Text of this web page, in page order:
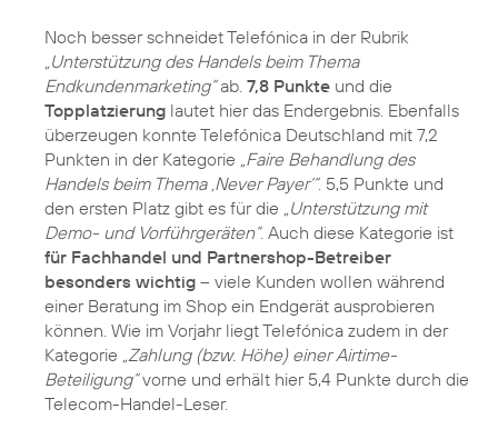
Noch besser schneidet Telefónica in der Rubrik
„Unterstützung des Handels beim Thema
Endkundenmarketing“ab. 7,8 Punkte und die
Topplatzierung lautet hier das Endergebnis. Ebenfalls
überzeugen konnte Telefónica Deutschland mit 7,2
Punkten in der Kategorie „Faire Behandlung des
Handels beim Thema ‚Never Payer‘“. 5,5 Punkte und
den ersten Platz gibt es für die „Unterstützung mit
Demo- und Vorführgeräten“. Auch diese Kategorie ist
für Fachhandel und Partnershop-Betreiber
besonders wichtig – viele Kunden wollen während
einer Beratung im Shop ein Endgerät ausprobieren
können. Wie im Vorjahr liegt Telefónica zudem in der
Kategorie „Zahlung (bzw. Höhe) einer Airtime-
Beteiligung“vorne und erhält hier 5,4 Punkte durch die
Telecom-Handel-Leser.